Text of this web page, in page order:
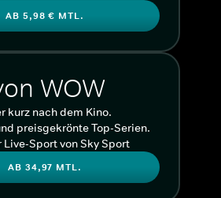
AB 5,98 € MTL.
WOW
kurz nach dem Kino.
preisgekrönte Top-Serien.
Sport von Sky Sport
AB 34,97 MTL.